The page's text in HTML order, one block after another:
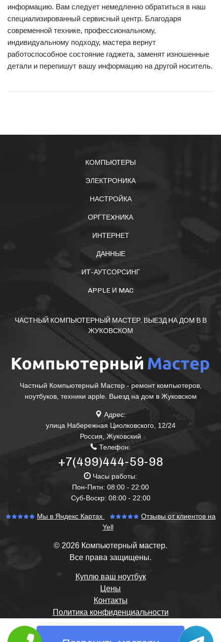
информацию. Вам следует немедленно обратиться в наш
специализированный сервисный центр. Благодаря
современной технике, профессиональному,
индивидуальному подходу, мастера вернут
работоспособное состояние гаджета, заменят изношенные
детали и перепишут вашу информацию на другой носитель.
КОМПЬЮТЕРЫ
ЭЛЕКТРОНИКА
НАСТРОЙКА
ОРГТЕXНИКА
ИНТЕРНЕТ
ДАННЫЕ
ИТ-АУТСОРСИНГ
APPLE И MAC
ЧАСТНЫЙ КОМПЬЮТЕРНЫЙ МАСТЕР. ВЫЕЗД НА ДОМ В В
ЖУКОВСКОМ
Частный Компьютерный Мастер - ремонт компьютеров,
ноутбуков, техники apple. Выезд на дом в Жуковском
Адрес:
улица Набережная Циолковского, 12/24
Россия, Жуковский
Телефон:
+7(499)444-59-98
Часы работы:
Пон-Пятн: 08:00 - 22:00
Суб-Воскр: 08:00 - 22:00
Мы в Яндекс Картах
Отзывы от клиентов на
Yell
© 2026 Компьютерный мастер.
Все права защищены.
Куплю ваш ноутбук
Цены
Контакты
Политика конфиденциальности